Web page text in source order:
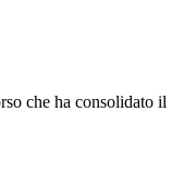
che ha consolidato il